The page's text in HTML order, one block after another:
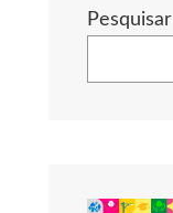
Pesquisar